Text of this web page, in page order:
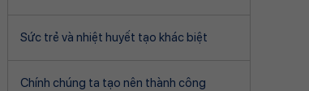
Sức trẻ và nhiệt huyết tạo khác biệt
Chính chúng ta tạo nên thành công